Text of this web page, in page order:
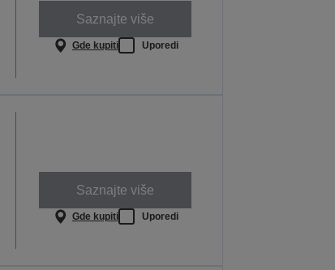
Saznajte više
Gde kupiti Uporedi
Saznajte više
Gde kupiti Uporedi